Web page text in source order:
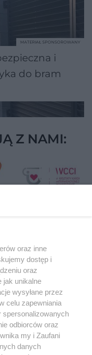
i
do bram
MATERIAŁ SPONSOROWANY
Z NAMI:
może być powielany i
w jakikolwiek sposób
na jakimkolwiek polu
z umieszczaniem w
praw. Jakiekolwiek użycie
części z naruszeniem
pod groźbą kary i
oraz inne
dostęp i
oraz
jak unikalne
wysyłane przez
celu zapewniania
spersonalizowanych
odbiorców oraz
my i Zaufani
danych